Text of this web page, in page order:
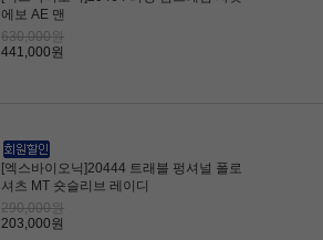
에보 AE 맨
630,000원
441,000원
[엑스바이오닉]20444 트래블 펑셔널 폴로
셔츠 MT 숏슬리브 레이디
290,000원
203,000원